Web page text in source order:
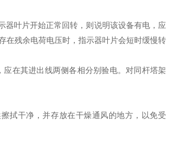
器叶片开始正常回转，则说明该设备有电，应
在残余电荷电压时，指示器叶片会短时缓慢转
在其进出线两侧各相分别验电。对同杆塔架
拭干净，并存放在干燥通风的地方，以免受